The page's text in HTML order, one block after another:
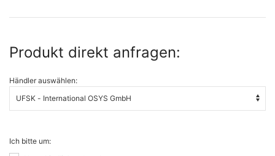
Produkt direkt anfragen:
Händler auswählen:
Ich bitte um: